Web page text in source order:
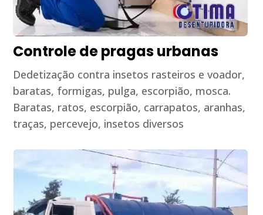
Controle de pragas urbanas
Dedetização contra insetos rasteiros e voador,
baratas, formigas, pulga, escorpião, mosca.
Baratas, ratos, escorpião, carrapatos, aranhas,
traças, percevejo, insetos diversos